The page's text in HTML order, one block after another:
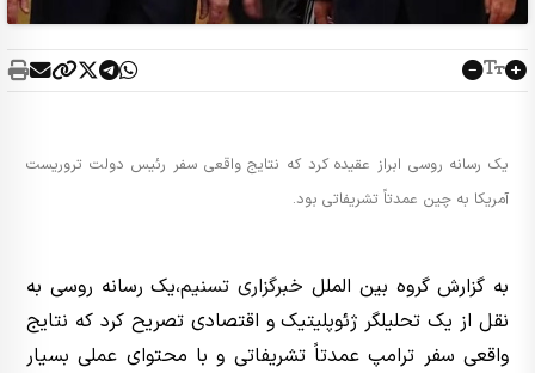
یک رسانه روسی ابراز عقیده کرد که نتایج واقعی سفر رئیس دولت تروریست
آمریکا به چین عمدتاً تشریفاتی بود.
به گزارش گروه بین الملل خبرگزاری تسنیم،‌یک رسانه روسی به
نقل از یک تحلیلگر ژئوپلیتیک و اقتصادی تصریح کرد که نتایج
واقعی سفر ترامپ عمدتاً تشریفاتی و با محتوای عملی بسیار